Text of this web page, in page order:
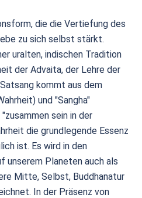
die die Vertiefung des
zu sich selbst stärkt.
uralten, indischen Tradition
der Advaita, der Lehre der
kommt aus dem
und "Sangha"
sein in der
die grundlegende Essenz
ist. Es wird in den
unserem Planeten auch als
Mitte, Selbst, Buddhanatur
In der Präsenz von